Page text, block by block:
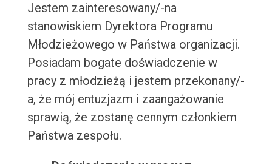
Jestem zainteresowany/-na
stanowiskiem Dyrektora Programu
Młodzieżowego w Państwa organizacji.
Posiadam bogate doświadczenie w
pracy z młodzieżą i jestem przekonany/-
a, że mój entuzjazm i zaangażowanie
sprawią, że zostanę cennym członkiem
Państwa zespołu.